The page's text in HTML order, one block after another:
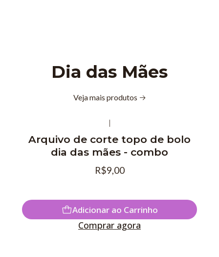
Dia das Mães
Veja mais produtos
|
Arquivo de corte topo de bolo
dia das mães - combo
R$9,00
Adicionar ao Carrinho
Comprar agora